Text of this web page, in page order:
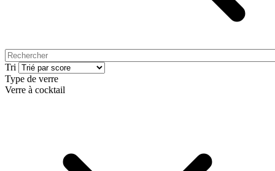
Tri
Type de verre
Verre à cocktail